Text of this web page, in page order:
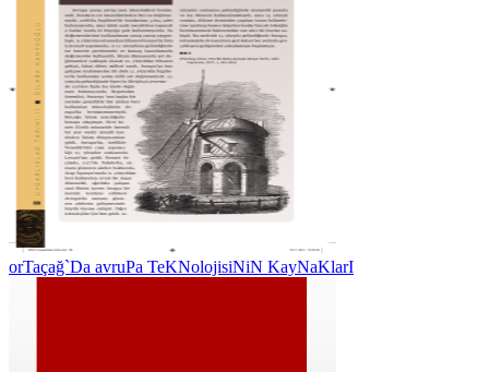
orTaçağ`Da avruPa TeKNolojisiNiN KayNaKlarI